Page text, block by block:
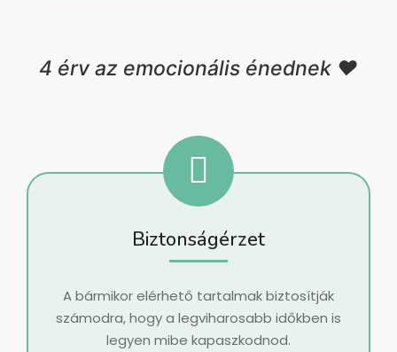
4 érv az emocionális énednek ❤️
Biztonságérzet
A bármikor elérhető tartalmak biztosítják
számodra, hogy a legviharosabb időkben is
legyen mibe kapaszkodnod.